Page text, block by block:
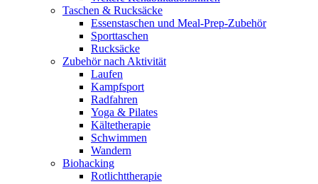
Taschen & Rucksäcke
Essenstaschen und Meal-Prep-Zubehör
Sporttaschen
Rucksäcke
Zubehör nach Aktivität
Laufen
Kampfsport
Radfahren
Yoga & Pilates
Kältetherapie
Schwimmen
Wandern
Biohacking
Rotlichttherapie